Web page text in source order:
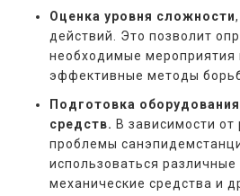
Оценка уровня сложности
действий. Это позволит
необходимые мероприятия
эффективные методы
Подготовка
средств. В зависимости
проблемы
использоваться
механические средства и